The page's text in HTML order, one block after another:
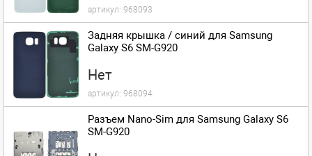
артикул: 968093
Задняя крышка / синий для Samsung
Galaxy S6 SM-G920
Нет
артикул: 968094
Разъем Nano-Sim для Samsung Galaxy S6
SM-G920